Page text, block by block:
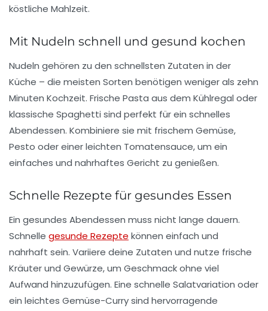
köstliche Mahlzeit.
Mit Nudeln schnell und gesund kochen
Nudeln gehören zu den schnellsten Zutaten in der
Küche – die meisten Sorten benötigen weniger als zehn
Minuten Kochzeit. Frische Pasta aus dem Kühlregal oder
klassische Spaghetti sind perfekt für ein schnelles
Abendessen. Kombiniere sie mit frischem Gemüse,
Pesto oder einer leichten Tomatensauce, um ein
einfaches und nahrhaftes Gericht zu genießen.
Schnelle Rezepte für gesundes Essen
Ein gesundes Abendessen muss nicht lange dauern.
Schnelle gesunde Rezepte können einfach und
nahrhaft sein. Variiere deine Zutaten und nutze frische
Kräuter und Gewürze, um Geschmack ohne viel
Aufwand hinzuzufügen. Eine schnelle Salatvariation oder
ein leichtes Gemüse-Currysind hervorragende